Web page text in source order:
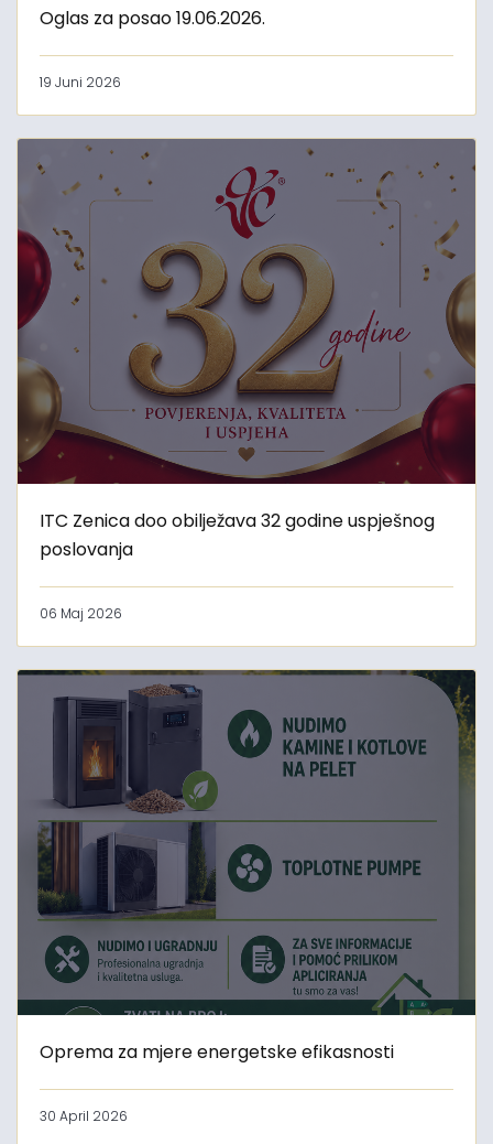
Oglas za posao 19.06.2026.
19 Juni 2026
ITC Zenica doo obilježava 32 godine uspješnog
poslovanja
06 Maj 2026
Oprema za mjere energetske efikasnosti
30 April 2026